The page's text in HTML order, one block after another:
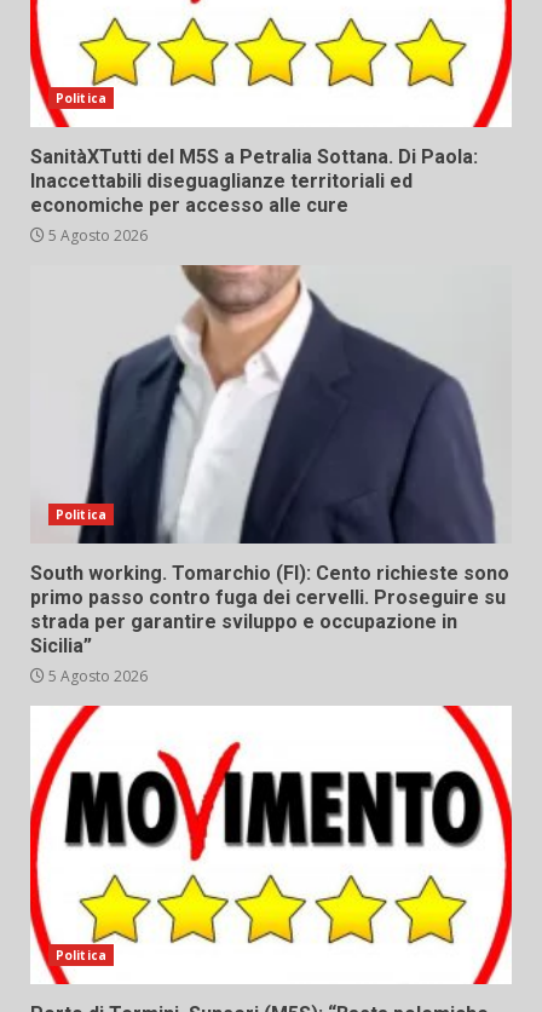
Politica
SanitàXTutti del M5S a Petralia Sottana. Di Paola:
Inaccettabili diseguaglianze territoriali ed
economiche per accesso alle cure
5 Agosto 2026
Politica
South working. Tomarchio (FI): Cento richieste sono
primo passo contro fuga dei cervelli. Proseguire su
strada per garantire sviluppo e occupazione in
Sicilia”
5 Agosto 2026
Politica